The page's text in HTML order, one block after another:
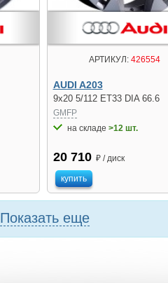
АРТИКУЛ: 426554
AUDI A203
9x20 5/112 ET33 DIA 66.6
GMFP
на складе >12 шт.
20 710 ₽ / диск
купить
Показать еще